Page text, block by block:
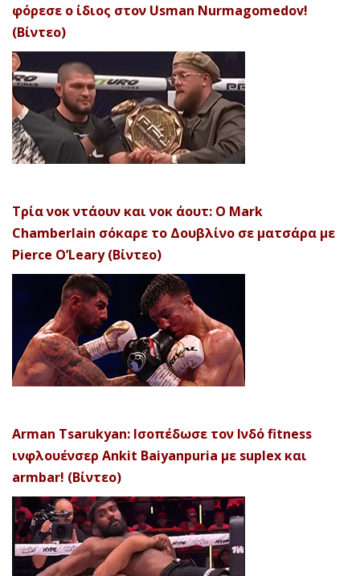
φόρεσε ο ίδιος στον Usman Nurmagomedov!
(Βίντεο)
Τρία νοκ ντάουν και νοκ άουτ: Ο Mark
Chamberlain σόκαρε το Δουβλίνο σε ματσάρα με
Pierce O’Leary (Βίντεο)
Arman Tsarukyan: Ισοπέδωσε τον Ινδό fitness
ινφλουένσερ Ankit Baiyanpuria με suplex και
armbar! (Βίντεο)